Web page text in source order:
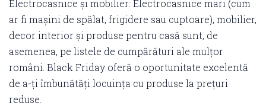
Electrocasnice și mobilier: Electrocasnice mari (cum
ar fi mașini de spălat, frigidere sau cuptoare), mobilier,
decor interior și produse pentru casă sunt, de
asemenea, pe listele de cumpărături ale mulțor
români. Black Friday oferă o oportunitate excelentă
de a-ți îmbunătăți locuința cu produse la prețuri
reduse.